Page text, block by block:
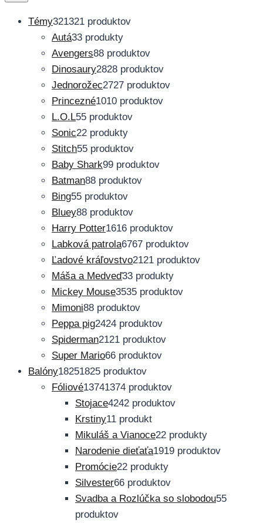
Témy321321 produktov
Autá33 produkty
Avengers88 produktov
Dinosaury2828 produktov
Jednorožec2727 produktov
Princezné1010 produktov
L.O.L55 produktov
Sonic22 produkty
Stitch55 produktov
Baby Shark99 produktov
Batman88 produktov
Bing55 produktov
Bluey88 produktov
Harry Potter1616 produktov
Labková patrola6767 produktov
Ľadové kráľovstvo2121 produktov
Máša a Medveď33 produkty
Mickey Mouse3535 produktov
Mimoni88 produktov
Peppa pig2424 produktov
Spiderman2121 produktov
Super Mario66 produktov
Balóny18251825 produktov
Fóliové13741374 produktov
Stojace4242 produktov
Krstiny11 produkt
Mikuláš a Vianoce22 produkty
Narodenie dieťaťa1919 produktov
Promócie22 produkty
Silvester66 produktov
Svadba a Rozlúčka so slobodou55
produktov